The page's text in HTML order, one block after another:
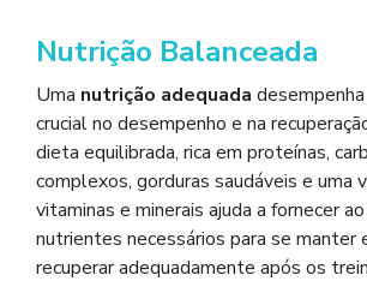
Nutrição Balanceada
Uma nutrição adequada
crucial no desempenho e na
dieta equilibrada, rica em proteínas,
complexos, gorduras saudáveis e uma
vitaminas e minerais ajuda a fornecer
nutrientes necessários para se manter
recuperar adequadamente após os